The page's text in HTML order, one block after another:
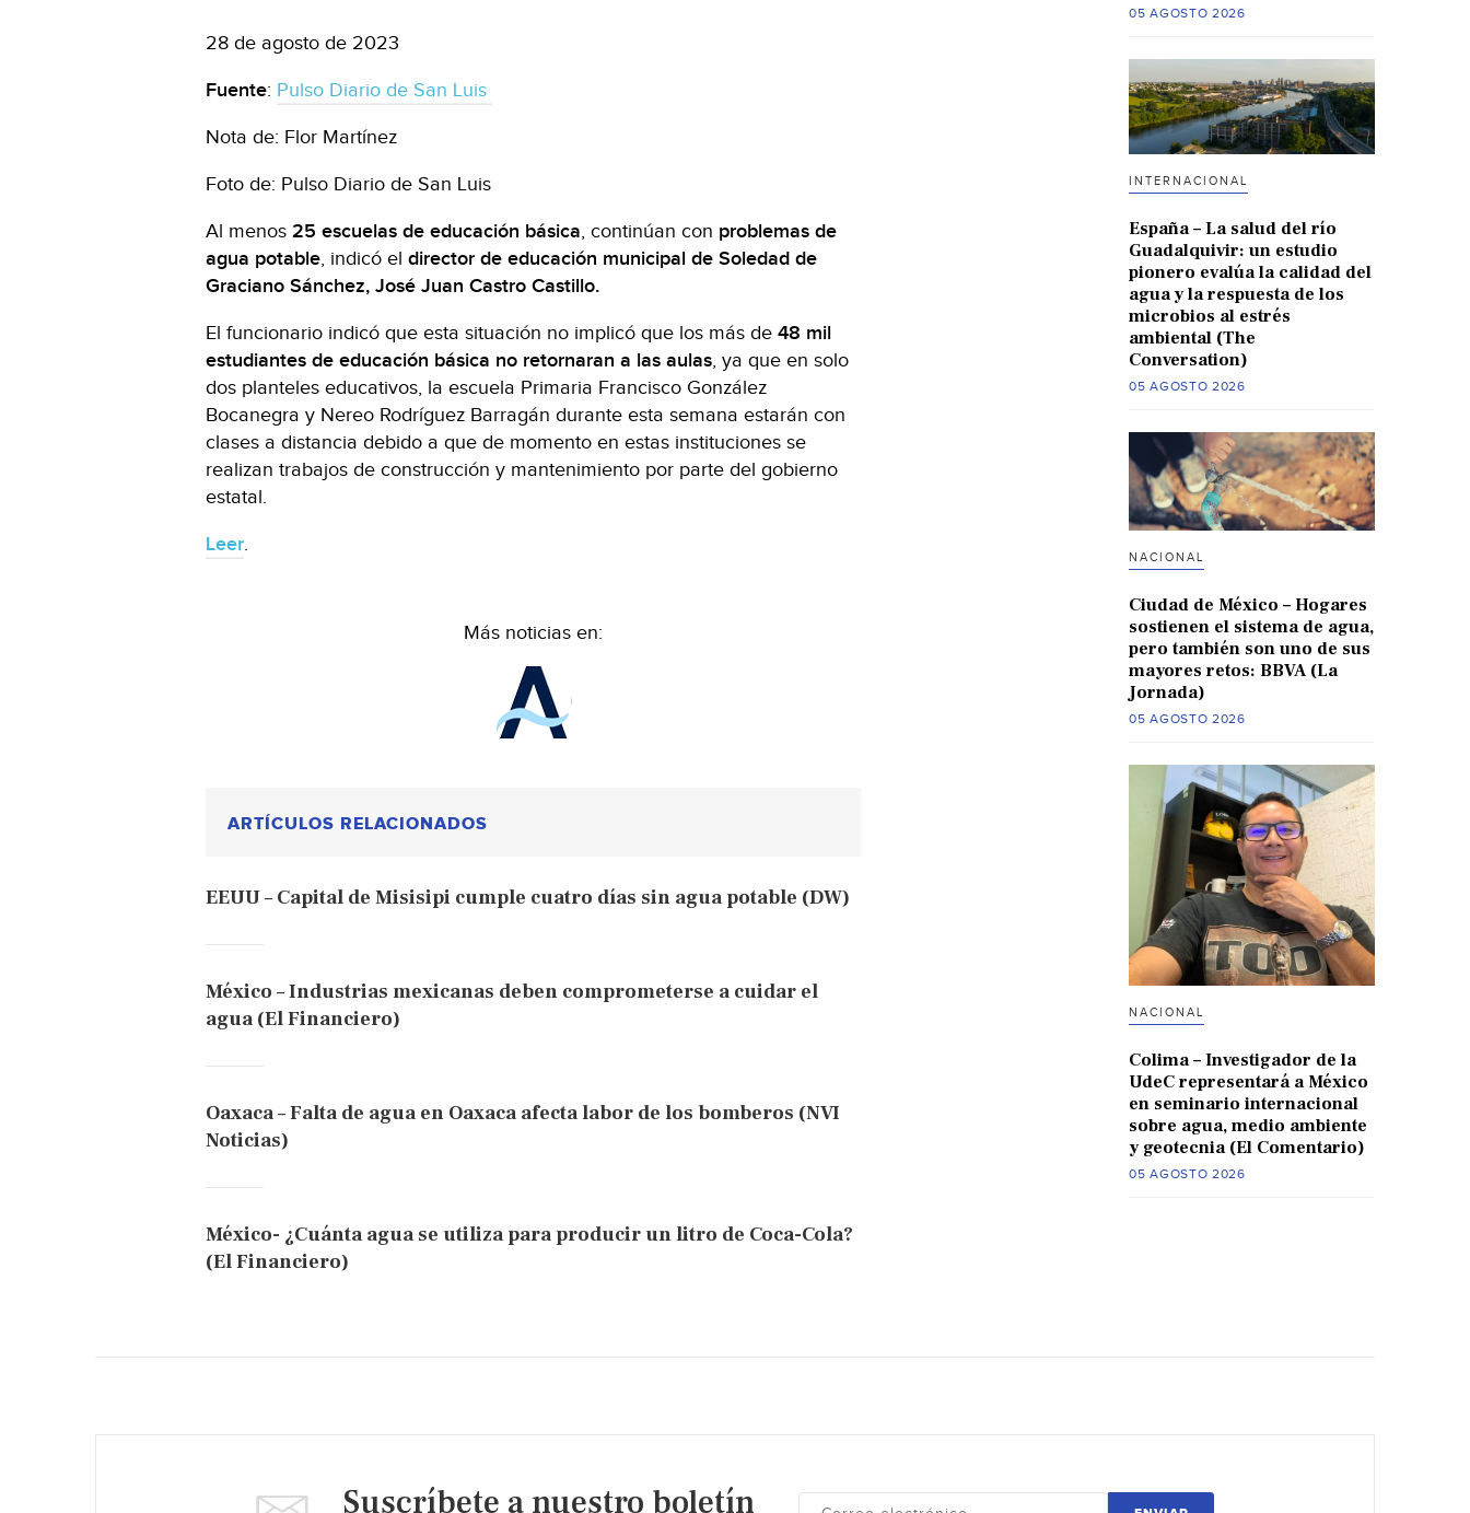
28 de agosto de 2023
Fuente: Pulso Diario de San Luis
Nota de: Flor Martínez
Foto de: Pulso Diario de San Luis
Al menos 25 escuelas de educación básica, continúan con problemas de
agua potable, indicó el director de educación municipal de Soledad de
Graciano Sánchez, José Juan Castro Castillo.
El funcionario indicó que esta situación no implicó que los más de 48 mil
estudiantes de educación básica no retornaran a las aulas, ya que en solo
dos planteles educativos, la escuela Primaria Francisco González
Bocanegra y Nereo Rodríguez Barragán durante esta semana estarán con
clases a distancia debido a que de momento en estas instituciones se
realizan trabajos de construcción y mantenimiento por parte del gobierno
estatal.
Leer.
Más noticias en:
ARTÍCULOS RELACIONADOS
EEUU – Capital de Misisipi cumple cuatro días sin agua potable (DW)
México – Industrias mexicanas deben comprometerse a cuidar el
agua (El Financiero)
Oaxaca – Falta de agua en Oaxaca afecta labor de los bomberos (NVI
Noticias)
México- ¿Cuánta agua se utiliza para producir un litro de Coca-Cola?
(El Financiero)
05 AGOSTO 2026
INTERNACIONAL
España – La salud del río
Guadalquivir: un estudio
pionero evalúa la calidad del
agua y la respuesta de los
microbios al estrés
ambiental (The
Conversation)
05 AGOSTO 2026
NACIONAL
Ciudad de México – Hogares
sostienen el sistema de agua,
pero también son uno de sus
mayores retos: BBVA (La
Jornada)
05 AGOSTO 2026
NACIONAL
Colima – Investigador de la
UdeC representará a México
en seminario internacional
sobre agua, medio ambiente
y geotecnia (El Comentario)
05 AGOSTO 2026
Suscríbete a nuestro boletín